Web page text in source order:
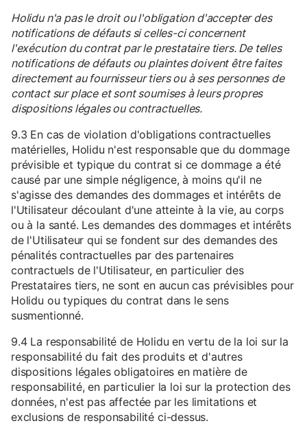
Holidu n'a pas le droit ou l'obligation d'accepter des
notifications de défauts si celles-ci concernent
l'exécution du contrat par le prestataire tiers. De telles
notifications de défauts ou plaintes doivent être faites
directement au fournisseur tiers ou à ses personnes de
contact sur place et sont soumises à leurs propres
dispositions légales ou contractuelles.
9.3 En cas de violation d'obligations contractuelles
matérielles, Holidu n'est responsable que du dommage
prévisible et typique du contrat si ce dommage a été
causé par une simple négligence, à moins qu'il ne
s'agisse des demandes des dommages et intérêts de
l'Utilisateur découlant d'une atteinte à la vie, au corps
ou à la santé. Les demandes des dommages et intérêts
de l'Utilisateur qui se fondent sur des demandes des
pénalités contractuelles par des partenaires
contractuels de l'Utilisateur, en particulier des
Prestataires tiers, ne sont en aucun cas prévisibles pour
Holidu ou typiques du contrat dans le sens
susmentionné.
9.4 La responsabilité de Holidu en vertu de la loi sur la
responsabilité du fait des produits et d'autres
dispositions légales obligatoires en matière de
responsabilité, en particulier la loi sur la protection des
données, n'est pas affectée par les limitations et
exclusions de responsabilité ci-dessus.